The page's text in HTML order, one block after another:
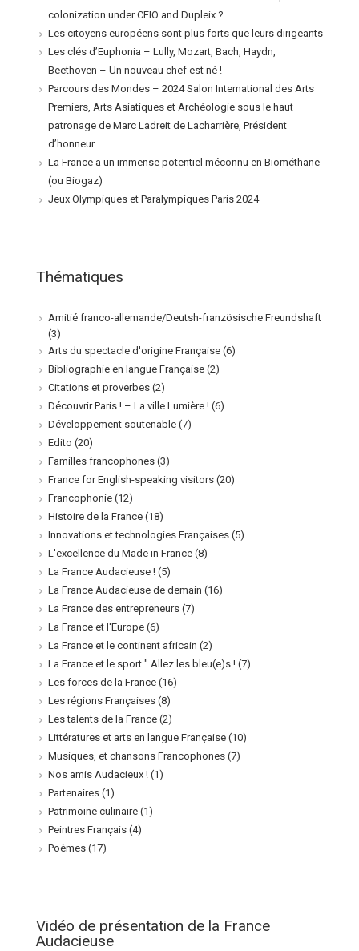
colonization under CFIO and Dupleix ?
Les citoyens européens sont plus forts que leurs dirigeants
Les clés d’Euphonia – Lully, Mozart, Bach, Haydn,
Beethoven – Un nouveau chef est né !
Parcours des Mondes – 2024 Salon International des Arts
Premiers, Arts Asiatiques et Archéologie sous le haut
patronage de Marc Ladreit de Lacharrière, Président
d’honneur
La France a un immense potentiel méconnu en Biométhane
(ou Biogaz)
Jeux Olympiques et Paralympiques Paris 2024
Thématiques
Amitié franco-allemande/Deutsh-französische Freundshaft
(3)
Arts du spectacle d'origine Française (6)
Bibliographie en langue Française (2)
Citations et proverbes (2)
Découvrir Paris ! – La ville Lumière ! (6)
Développement soutenable (7)
Edito (20)
Familles francophones (3)
France for English-speaking visitors (20)
Francophonie (12)
Histoire de la France (18)
Innovations et technologies Françaises (5)
L'excellence du Made in France (8)
La France Audacieuse ! (5)
La France Audacieuse de demain (16)
La France des entrepreneurs (7)
La France et l'Europe (6)
La France et le continent africain (2)
La France et le sport " Allez les bleu(e)s ! (7)
Les forces de la France (16)
Les régions Françaises (8)
Les talents de la France (2)
Littératures et arts en langue Française (10)
Musiques, et chansons Francophones (7)
Nos amis Audacieux ! (1)
Partenaires (1)
Patrimoine culinaire (1)
Peintres Français (4)
Poèmes (17)
Vidéo de présentation de la France
Audacieuse